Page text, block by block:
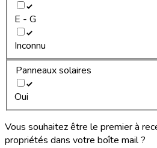
E - G
Inconnu
Panneaux solaires
Oui
Vous souhaitez être le premier à
propriétés dans votre boîte mail ?